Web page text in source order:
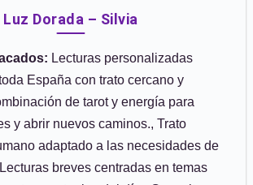
Luz Dorada – Silvia
Lecturas personalizadas
España con trato cercano y
de tarot y energía para
y abrir nuevos caminos., Trato
adaptado a las necesidades de
breves centradas en temas